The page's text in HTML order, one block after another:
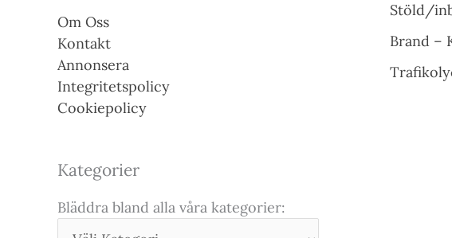
Om Oss
Kontakt
Annonsera
Integritetspolicy
Cookiepolicy
Kategorier
Bläddra bland alla våra kategorier:
Stöld/
Brand –